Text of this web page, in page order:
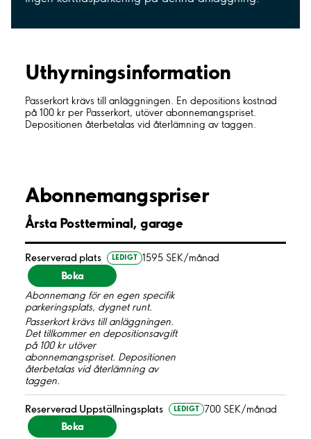
Uthyrnings­information
Passerkort krävs till anläggningen. En depositions kostnad
på 100 kr per Passerkort, utöver abonnemangspriset.
Depositionen återbetalas vid återlämning av taggen.
Abonnemangspriser
Årsta Postterminal, garage
Reserverad plats LEDIGT 1595 SEK/månad
Boka
Abonnemang för en egen specifik
parkeringsplats, dygnet runt.
Passerkort krävs till anläggningen.
Det tillkommer en depositionsavgift
på 100 kr utöver
abonnemangspriset. Depositionen
återbetalas vid återlämning av
taggen.
Reserverad Uppställningsplats LEDIGT 700 SEK/månad
Boka